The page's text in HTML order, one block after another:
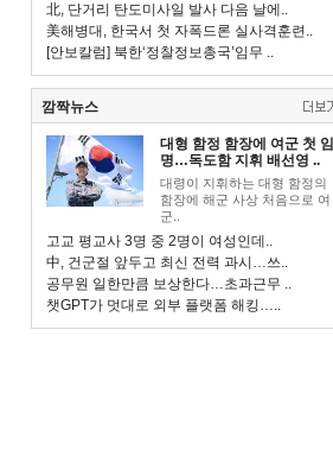
北, 단거리 탄도미사일 발사 다음 날에..
美해병대, 한국서 첫 자폭드론 실사격훈련..
[안보칼럼] 북한‘정찰정보총국’임무 ..
깜짝뉴스
대형 함정 함장에 여군 첫 임
명…독도함 지휘 배선영 ..
대령이 지휘하는 대형 함정의
함장에 해군 사상 처음으로 여
군..
고교 평교사 3명 중 2명이 여성인데..
中, 건군절 앞두고 최신 전력 과시…쓰..
공무원 일한만큼 보상한다…초과근무 ..
챗GPT가 멋대로 외부 플랫폼 해킹…..